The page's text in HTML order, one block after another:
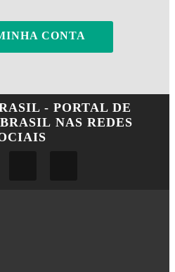
CONTA
- PORTAL DE
NAS REDES